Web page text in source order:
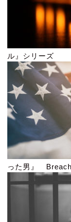
ル』シリーズ
った男』 Breach